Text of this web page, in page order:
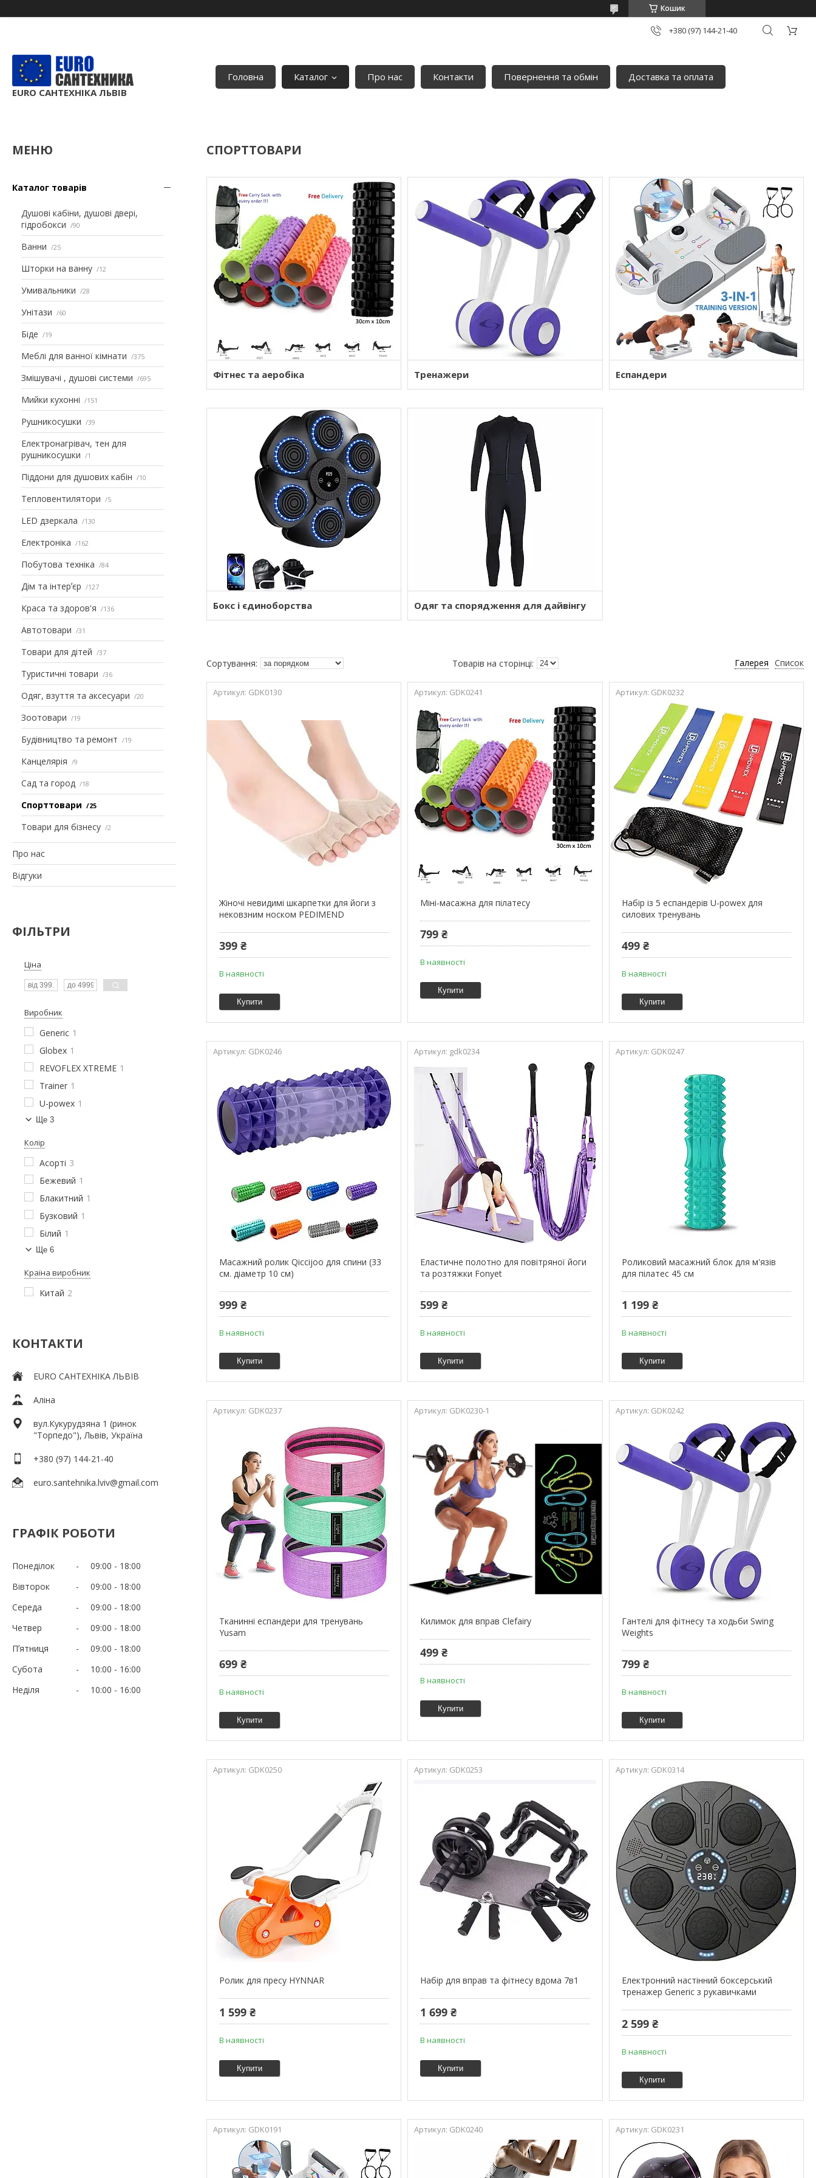
Кошик
+380 (97) 144-21-40
EURO САНТЕХНІКА ЛЬВІВ
Головна Каталог Про нас Контакти Повернення та обмін Доставка та оплата
Каталог товарів
Душові кабіни, душові двері,
гідробокси
90
Ванни 25
Шторки на ванну 12
Умивальники 28
Унітази 60
Біде 19
Меблі для ванної кімнати 375
Змішувачі , душові системи 695
Мийки кухонні 151
Рушникосушки 39
Електронагрівач, тен для
рушникосушки
1
Піддони для душових кабін 10
Тепловентилятори 5
LED дзеркала 130
Електроніка 162
Побутова техніка 84
Дім та інтерʼєр 127
Краса та здоров'я 136
Автотовари 31
Товари для дітей 37
Туристичні товари 36
Одяг, взуття та аксесуари 20
Зоотовари 19
Будівництво та ремонт 19
Канцелярія 9
Сад та город 18
Спорттовари 25
Товари для бізнесу 2
Про нас
Відгуки
ФІЛЬТРИ
Ціна
Виробник
Generic 1
Globex 1
REVOFLEX XTREME 1
Trainer 1
U-powex 1
Ще 3
Колір
Асорті 3
Бежевий 1
Блакитний 1
Бузковий 1
Білий 1
Ще 6
Країна виробник
Китай 2
КОНТАКТИ
EURO САНТЕХНІКА ЛЬВІВ
Аліна
вул.Кукурудзяна 1 (ринок
"Торпедо"), Львів, Україна
+380 (97) 144-21-40
euro.santehnika.lviv@gmail.com
ГРАФІК РОБОТИ
Понеділок 09:00
18:00
Вівторок
09:00
18:00
Середа
09:00
18:00
Четвер
09:00
18:00
Пʼятниця
09:00
18:00
Субота
10:00
16:00
Неділя
10:00 16:00
СПОРТТОВАРИ
Фітнес та аеробіка Тренажери Еспандери
Бокс і єдиноборства Одяг та спорядження для дайвінгу
Галерея Список
GDK0130
Жіночі невидимі шкарпетки для йоги з
нековзним носком PEDIMEND
399 ₴
В наявності
Купити
GDK0241
Міні-масажна для пілатесу
799 ₴
В наявності
Купити
GDK0232
Набір із 5 еспандерів U-powex для
силових тренувань
499 ₴
В наявності
Купити
GDK0246
Масажний ролик Qiccijoo для спини (33
см. діаметр 10 см)
999 ₴
В наявності
Купити
gdk0234
Еластичне полотно для повітряної йоги
та розтяжки Fonyet
599 ₴
В наявності
Купити
GDK0247
Роликовий масажний блок для м'язів
для пілатес 45 см
1 199 ₴
В наявності
Купити
GDK0237
Тканинні еспандери для тренувань
Yusam
699 ₴
В наявності
Купити
GDK0230-1
Килимок для вправ Clefairy
499 ₴
В наявності
Купити
GDK0242
Гантелі для фітнесу та ходьби Swing
Weights
799 ₴
В наявності
Купити
GDK0250
Ролик для пресу HYNNAR
1 599 ₴
В наявності
Купити
GDK0253
Набір для вправ та фітнесу вдома 7в1
1 699 ₴
В наявності
Купити
GDK0314
Електронний настінний боксерський
тренажер Generic з рукавичками
2 599 ₴
В наявності
Купити
GDK0191 GDK0240 GDK0231